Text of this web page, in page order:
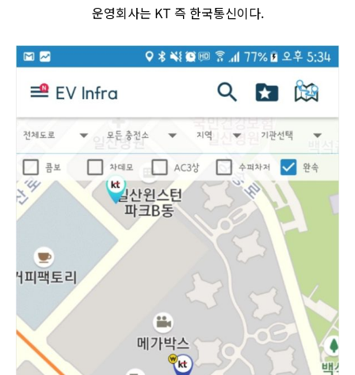
운영회사는 KT 즉 한국통신이다.